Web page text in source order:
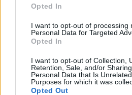
Opted In
I want to opt-out of processing
Personal Data for Targeted
Opted In
I want to opt-out of Collection,
Retention, Sale, and/or
Personal Data that Is
Purposes for which it was
Opted Out